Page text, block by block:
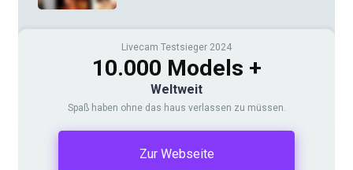
Livecam Testsieger 2024
10.000 Models +
Weltweit
Spaß haben ohne das haus verlassen zu müssen.
Zur Webseite